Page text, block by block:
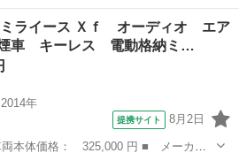
ミライース Ｘｆ オーディオ エア
車 キーレス 電動格納ミ…
2014年
提携サイト 8月2日